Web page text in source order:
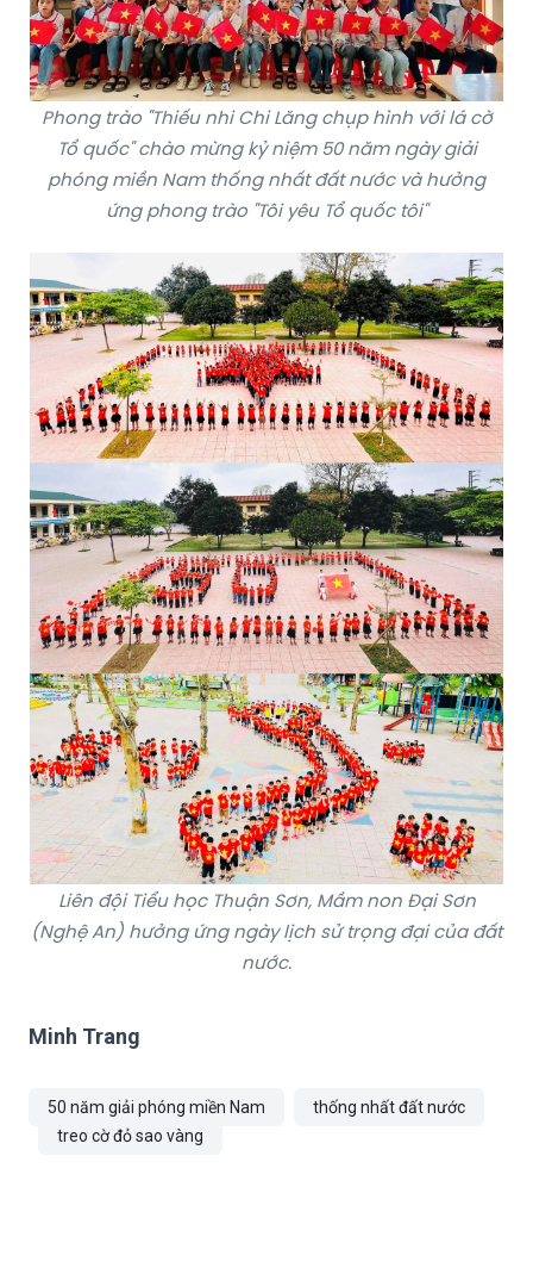
Phong trào "Thiếu nhi Chi Lăng chụp hình với lá cờ
Tổ quốc" chào mừng kỷ niệm 50 năm ngày giải
phóng miền Nam thống nhất đất nước và hưởng
ứng phong trào "Tôi yêu Tổ quốc tôi"
Liên đội Tiểu học Thuận Sơn, Mầm non Đại Sơn
(Nghệ An) hưởng ứng ngày lịch sử trọng đại của đất
nước.
Minh Trang
50 năm giải phóng miền Nam
thống nhất đất nước
treo cờ đỏ sao vàng